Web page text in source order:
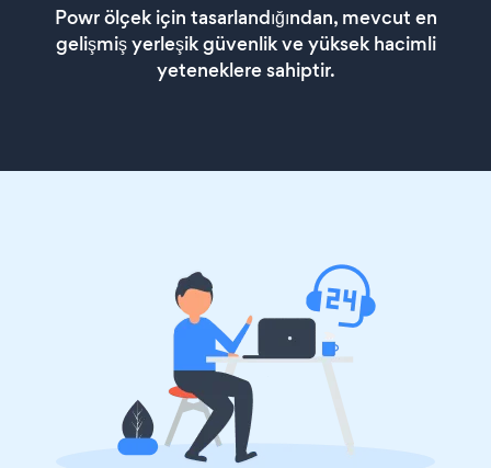
Powr ölçek için tasarlandığından, mevcut en
gelişmiş yerleşik güvenlik ve yüksek hacimli
yeteneklere sahiptir.